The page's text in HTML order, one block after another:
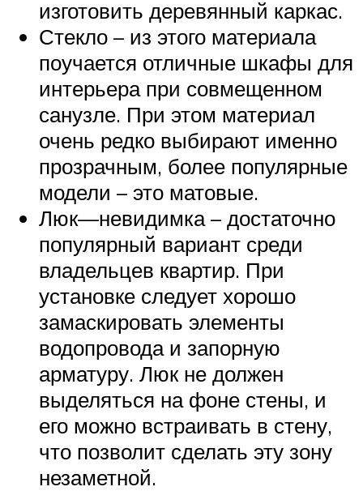
изготовить деревянный каркас.
Стекло – из этого материала
поучается отличные шкафы для
интерьера при совмещенном
санузле. При этом материал
очень редко выбирают именно
прозрачным, более популярные
модели – это матовые.
Люк—невидимка – достаточно
популярный вариант среди
владельцев квартир. При
установке следует хорошо
замаскировать элементы
водопровода и запорную
арматуру. Люк не должен
выделяться на фоне стены, и
его можно встраивать в стену,
что позволит сделать эту зону
незаметной.